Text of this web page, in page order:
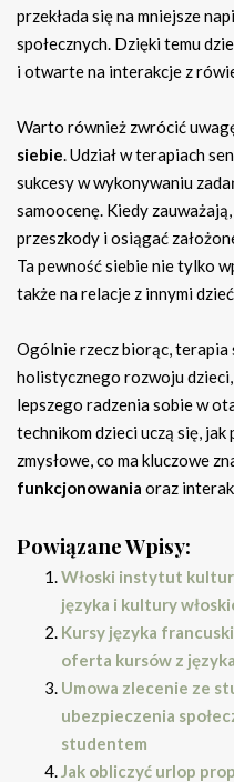
przekłada się na mniejsze
społecznych. Dzięki temu
i otwarte na interakcje z
Warto również zwrócić
siebie. Udział w terapiach
sukcesy w wykonywaniu
samoocenę. Kiedy
przeszkody i osiągać
Ta pewność siebie nie tylko
także na relacje z innymi
Ogólnie rzecz biorąc, terapia
holistycznego rozwoju
lepszego radzenia sobie w
technikom dzieci uczą się,
zmysłowe, co ma kluczowe
funkcjonowania oraz
Powiązane Wpisy:
Włoski instytut
języka i kultury
Kursy języka
oferta kursów z
Umowa zlecenie ze
ubezpieczenia
studentem
Jak obliczyć urlop